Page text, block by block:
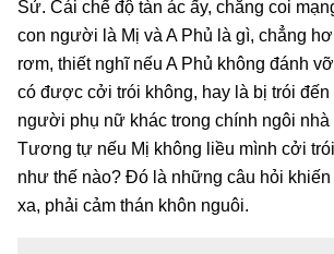
Sử. Cái chế độ tàn ác ấy, chẳng coi
con người là Mị và A Phủ là gì, chẳng
rơm, thiết nghĩ nếu A Phủ không đánh
có được cởi trói không, hay là bị trói đến
người phụ nữ khác trong chính ngôi nhà
Tương tự nếu Mị không liều mình cởi
như thế nào? Đó là những câu hỏi
xa, phải cảm thán khôn nguôi.